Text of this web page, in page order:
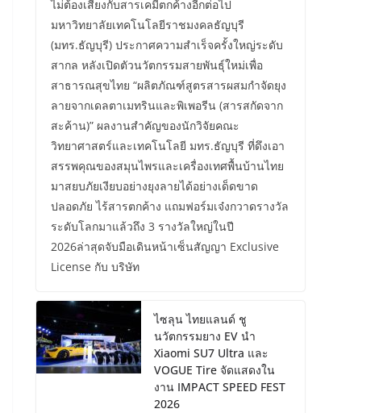
ไม่ต้องเสี่ยงกับสารเคมีตกค้างอีกต่อไป
มหาวิทยาลัยเทคโนโลยีราชมงคลธัญบุรี
(มทร.ธัญบุรี) ประกาศความสำเร็จครั้งใหญ่ระดับ
สากล หลังเปิดตัวนวัตกรรมสายพันธุ์ใหม่เพื่อ
สาธารณสุขไทย “ผลิตภัณฑ์สูตรสารผสมกำจัดยุง
ลายจากเดลตาเมทรินและพิเพอรีน (สารสกัดจาก
สะค้าน)” ผลงานสำคัญของนักวิจัยคณะ
วิทยาศาสตร์และเทคโนโลยี มทร.ธัญบุรี ที่ดึงเอา
สรรพคุณของสมุนไพรและเครื่องเทศพื้นบ้านไทย
มาสยบภัยเงียบอย่างยุงลายได้อย่างเด็ดขาด
ปลอดภัย ไร้สารตกค้าง แถมฟอร์มเจ๋งกวาดรางวัล
ระดับโลกมาแล้วถึง 3 รางวัลใหญ่ในปี
2026ล่าสุดจับมือเดินหน้าเซ็นสัญญา Exclusive
License กับ บริษัท
ไซลุน ไทยแลนด์ ชู
นวัตกรรมยาง EV นำ
Xiaomi SU7 Ultra และ
VOGUE Tire จัดแสดงใน
งาน IMPACT SPEED FEST
2026